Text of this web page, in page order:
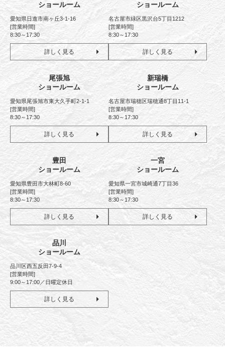
ショールーム
愛知県日進市南ヶ丘3-1-16
[営業時間]
8:30～17:30
詳しく見る
ショールーム
名古屋市緑区黒沢台5丁目1212
[営業時間]
8:30～17:30
詳しく見る
尾張旭
ショールーム
愛知県尾張旭市東大久手町2-1-1
[営業時間]
8:30～17:30
詳しく見る
新瑞橋
ショールーム
名古屋市瑞穂区瑞穂通8丁目11-1
[営業時間]
8:30～17:30
詳しく見る
豊田
ショールーム
愛知県豊田市大林町8-60
[営業時間]
8:30～17:30
詳しく見る
一宮
ショールーム
愛知県一宮市城崎通7丁目36
[営業時間]
8:30～17:30
詳しく見る
品川
ショールーム
品川区西五反田7-9-4
[営業時間]
9:00～17:00／日曜定休日
詳しく見る